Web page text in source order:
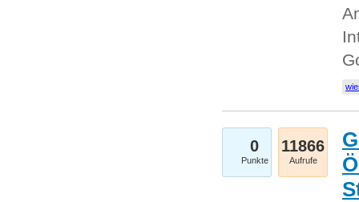
0
Punkte
11866
Aufrufe